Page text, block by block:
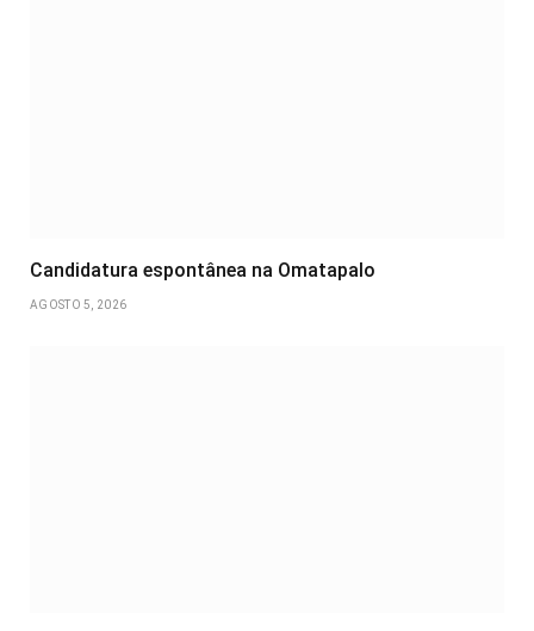
Candidatura espontânea na Omatapalo
AGOSTO 5, 2026